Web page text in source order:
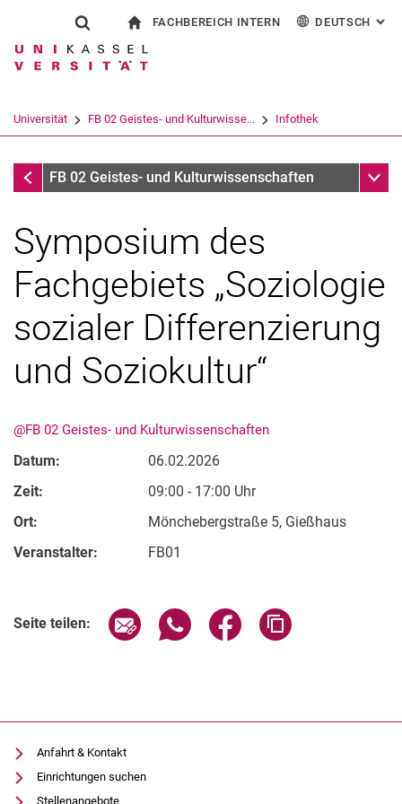
Springe direkt zu: Inhalt
Springe direkt zu: Suche
Springe direkt zu:
Suchformular
Suchbegriff
Suchen (öffnet externen Link in einem
FACHBEREICH INTERN DEUTSCH :
Universität FB 02 Geistes- und Kulturwisse... Infothek
InfothekFB 02 Geistes- und Kulturwissenschaften
Symposium des
Fachgebiets „Soziologie
sozialer Differenzierung
und Soziokultur“
@FB 02 Geistes- und Kulturwissenschaften
Datum:
06.02.2026
Zeit:
09:00 - 17:00 Uhr
Ort:
Mönchebergstraße 5, Gießhaus
Veranstalter:
FB01
Seite teilen: Seite über E-Mail teilen
Seite über WhatsApp teilen
Seite über Facebook
Anfahrt & Kontakt
Einrichtungen suchen
Stellenangebote